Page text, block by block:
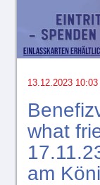
13.12.2023 10:03
what
am